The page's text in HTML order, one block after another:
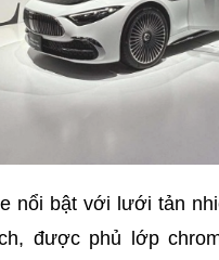
nổi bật với lưới tản
được phủ lớp